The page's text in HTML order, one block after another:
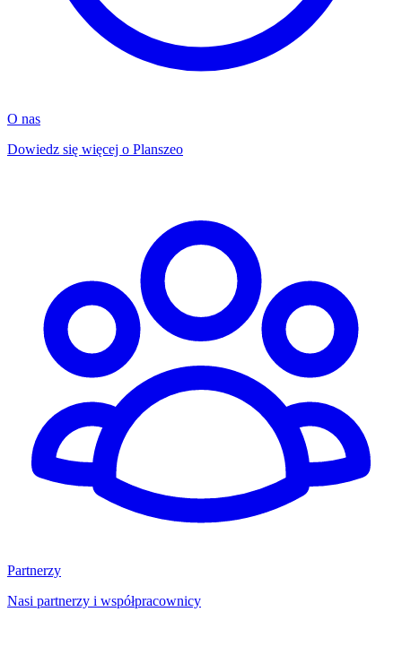
O nas
Dowiedz się więcej o Planszeo
Partnerzy
Nasi partnerzy i współpracownicy